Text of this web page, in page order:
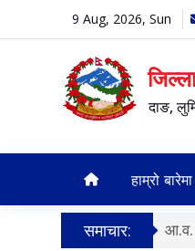
9 Aug, 2026, Sun
दाङ,
हाम्रो बारेमा
समाचार: आ.व.